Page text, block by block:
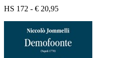
HS 172 - € 20,95